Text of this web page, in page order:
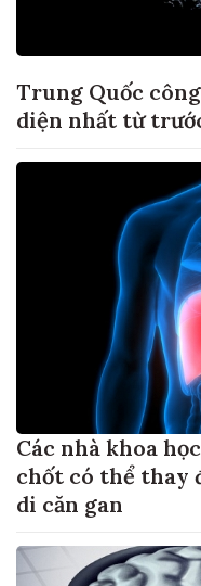
Trung Quốc
diện nhất từ
Các nhà khoa
chốt có thể thay
di căn gan